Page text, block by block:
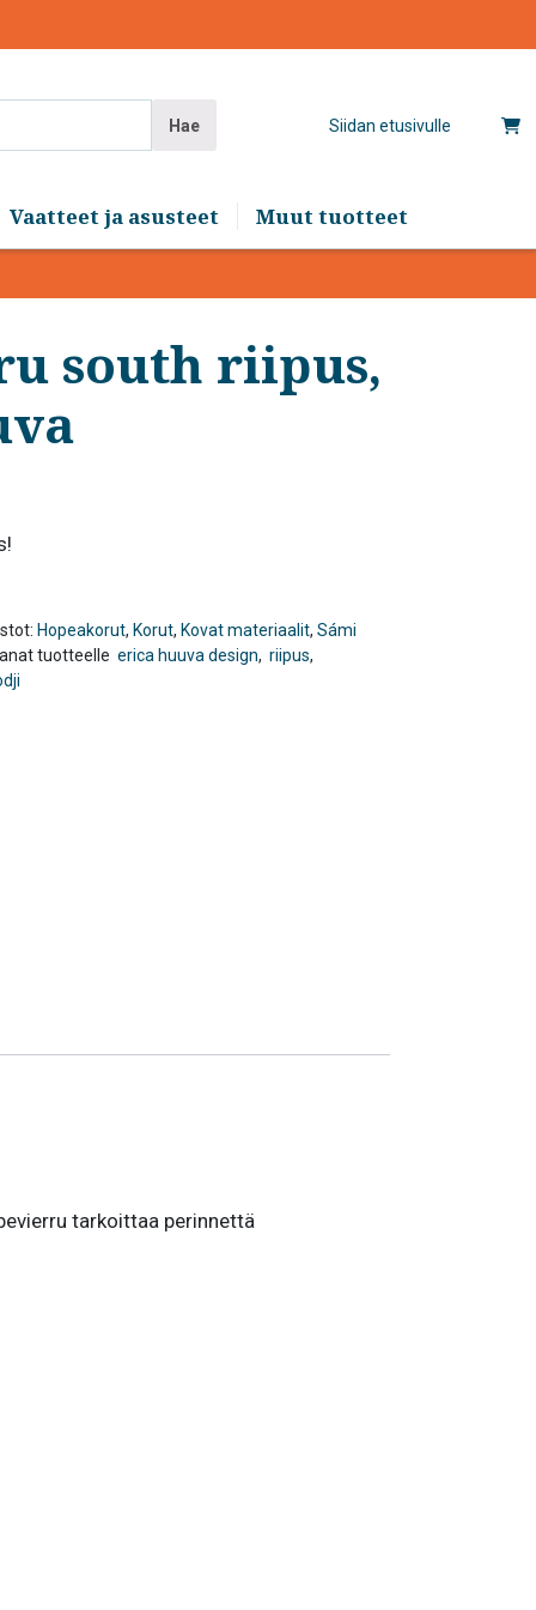
Siidan etusivulle
Hae
Vaatteet ja asusteet Muut tuotteet
south riipus,
Hopeakorut, Korut, Kovat materiaalit, Sámi
tuotteelle erica huuva design, riipus,
tarkoittaa perinnettä